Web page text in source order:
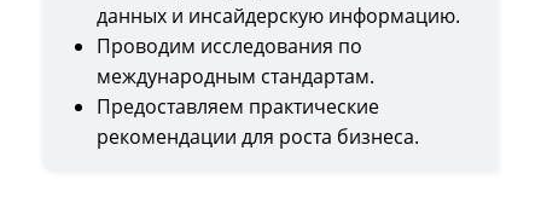
данных и инсайдерскую информацию.
Проводим исследования по
международным стандартам.
Предоставляем практические
рекомендации для роста бизнеса.